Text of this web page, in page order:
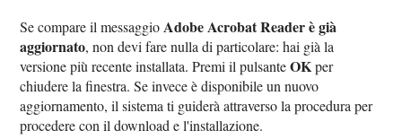
Se compare il messaggio Adobe Acrobat Reader è già
aggiornato, non devi fare nulla di particolare: hai già la
versione più recente installata. Premi il pulsanteOKper
chiudere la finestra. Se invece è disponibile un nuovo
aggiornamento, il sistema ti guiderà attraverso la procedura per
procedere con il download e l'installazione.